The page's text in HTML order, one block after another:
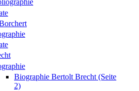
Biographie Bertolt Brecht (Seite
2)